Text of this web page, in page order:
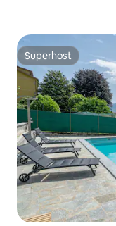
Superhost
Superhost